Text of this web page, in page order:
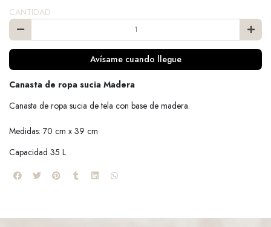
CANTIDAD
Avísame cuando llegue
Canasta de ropa sucia Madera
Canasta de ropa sucia de tela con base de madera.
Medidas: 70 cm x 39 cm
Capacidad 35 L